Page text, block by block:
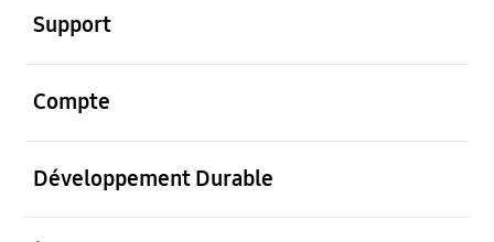
Support
Compte
Développement Durable